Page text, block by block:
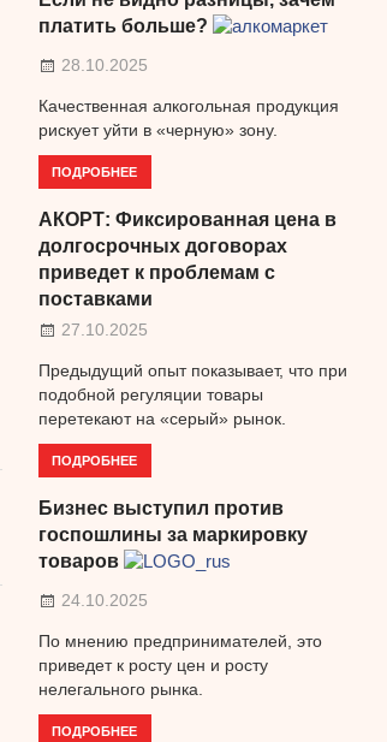
платить больше?
28.10.2025
Качественная алкогольная продукция
рискует уйти в «черную» зону.
ПОДРОБНЕЕ
АКОРТ: Фиксированная цена в
долгосрочных договорах
приведет к проблемам с
поставками
27.10.2025
Предыдущий опыт показывает, что при
подобной регуляции товары
перетекают на «серый» рынок.
ПОДРОБНЕЕ
Бизнес выступил против
госпошлины за маркировку
товаров
24.10.2025
По мнению предпринимателей, это
приведет к росту цен и росту
нелегального рынка.
ПОДРОБНЕЕ